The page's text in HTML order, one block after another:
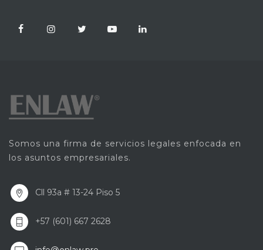
Somos una firma de servicios legales enfocada en
los asuntos empresariales.
Cll 93a # 13-24 Piso 5
+57 (601) 667 2628